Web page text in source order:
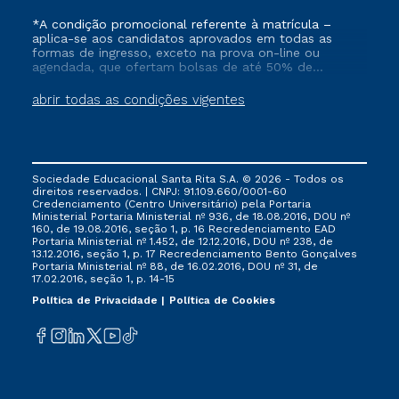
abrir todas as condições vigentes
*A condição promocional referente à matrícula –
aplica-se aos candidatos aprovados em todas as
formas de ingresso, exceto na prova on-line ou
agendada, que ofertam bolsas de até 50% de
que ainda não tenham efetivado e/ou não tenham
cancelado ou trancado sua matrícula em uma das
FIES, Prouni e outros programas governamentais, e
não se acumula com nenhuma outra campanha
ofertada pela Instituição.
Sociedade Educacional Santa Rita S.A. © 2026 - Todos os
direitos reservados. | CNPJ: 91.109.660/0001-60
Credenciamento (Centro Universitário) pela Portaria
Ministerial Portaria Ministerial nº 936, de 18.08.2016, DOU nº
160, de 19.08.2016, seção 1, p. 16 Recredenciamento EAD
Portaria Ministerial nº 1.452, de 12.12.2016, DOU nº 238, de
13.12.2016, seção 1, p. 17 Recredenciamento Bento Gonçalves
Portaria Ministerial nº 88, de 16.02.2016, DOU nº 31, de
17.02.2016, seção 1, p. 14-15
Política de Privacidade
Política de Cookies